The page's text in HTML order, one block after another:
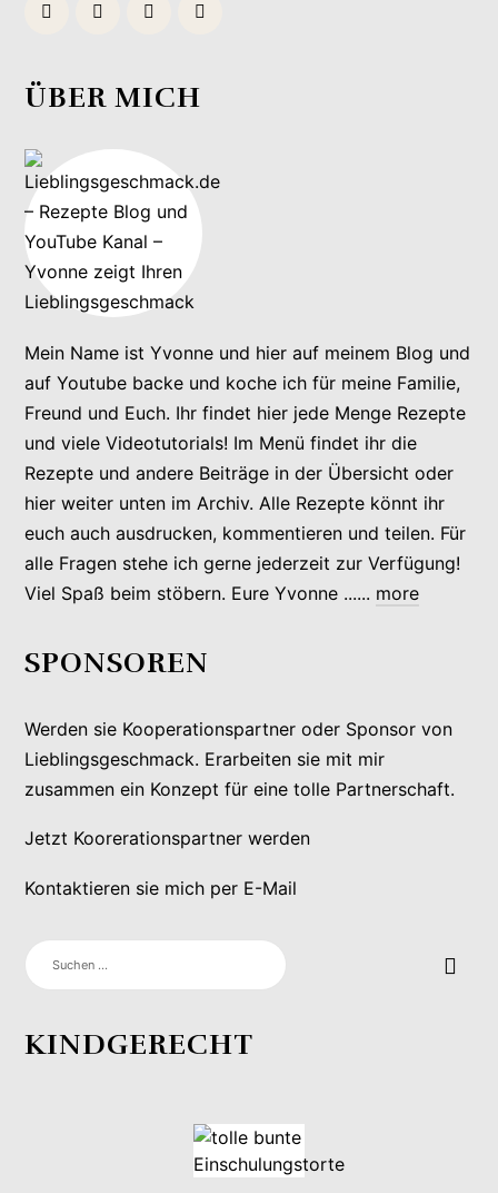
ÜBER MICH
Mein Name ist Yvonne und hier auf meinem Blog und
auf Youtube backe und koche ich für meine Familie,
Freund und Euch. Ihr findet hier jede Menge Rezepte
und viele Videotutorials! Im Menü findet ihr die
Rezepte und andere Beiträge in der Übersicht oder
hier weiter unten im Archiv. Alle Rezepte könnt ihr
euch auch ausdrucken, kommentieren und teilen. Für
alle Fragen stehe ich gerne jederzeit zur Verfügung!
Viel Spaß beim stöbern. Eure Yvonne ...... more
SPONSOREN
Werden sie Kooperationspartner oder Sponsor von
Lieblingsgeschmack. Erarbeiten sie mit mir
zusammen ein Konzept für eine tolle Partnerschaft.
Jetzt Koorerationspartner werden
Kontaktieren sie mich per E-Mail
SUCHEN
NACH:
KINDGERECHT